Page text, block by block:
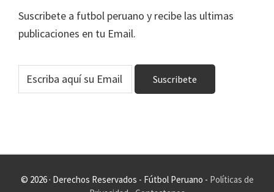
Suscribete a futbol peruano y recibe las ultimas
publicaciones en tu Email.
© 2026 · Derechos Reservados - Fútbol Peruano - Políticas de